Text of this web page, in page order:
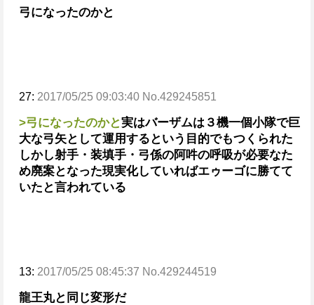
弓になったのかと
27: 2017/05/25 09:03:40 No.429245851
>弓になったのかと実はバーザムは３機一個小隊で巨
大な弓矢として運用するという目的でもつくられた
しかし射手・装填手・弓係の阿吽の呼吸が必要なた
め廃案となった現実化していればエゥーゴに勝てて
いたと言われている
13: 2017/05/25 08:45:37 No.429244519
龍王丸と同じ変形だ